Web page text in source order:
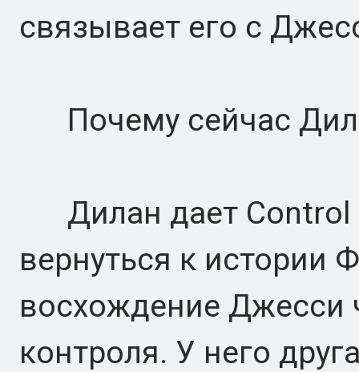
связывает его с
Почему сейчас
Дилан дает Control
вернуться к истории
восхождение Джесси
контроля. У него